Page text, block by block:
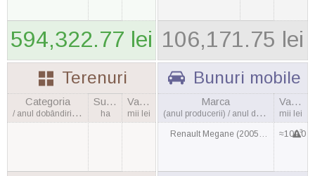
594,322.77 lei 106,171.75 lei
Terenuri
Categoria
/ anul dobândirii, cantitatea
Suprafaţa
ha
Valoarea
mii lei
Bunuri mobile
Marca
(anul producerii) / anul dobândirii
Valoarea
mii lei
Renault Megane (2005) / 2016 ≈100.0
3